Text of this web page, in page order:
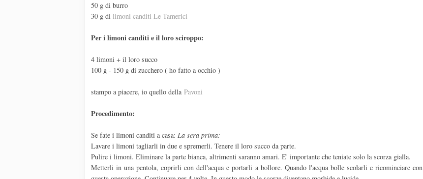
50 g di burro
30 g di limoni canditi Le Tamerici
Per i limoni canditi e il loro sciroppo:
4 limoni + il loro succo
100 g - 150 g di zucchero ( ho fatto a occhio )
stampo a piacere, io quello della Pavoni
Procedimento:
Se fate i limoni canditi a casa: La sera prima:
Lavare i limoni tagliarli in due e spremerli. Tenere il loro succo da parte.
Pulire i limoni. Eliminare la parte bianca, altrimenti saranno amari. E' importante che teniate solo la scorza gialla.
Metterli in una pentola, coprirli con dell'acqua e portarli a bollore. Quando l'acqua bolle scolarli e ricominciare con